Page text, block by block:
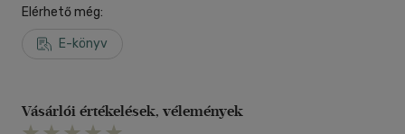
Elérhető még:
E-könyv
Vásárlói értékelések, vélemények